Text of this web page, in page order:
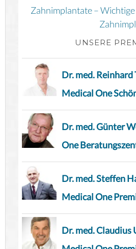
Zahnimplantate –
UNSERE
Dr. med.
Medical One
Dr. med. Günter
One
Dr. med. Steffen
Medical One
Dr. med. Claudius